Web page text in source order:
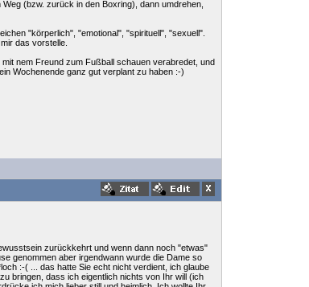
(bzw. zurück in den Boxring), dann umdrehen,
"körperlich", "emotional", "spirituell", "sexuell".
das vorstelle.
nem Freund zum Fußball schauen verabredet, und
Wochenende ganz gut verplant zu haben :-)
zurückkehrt und wenn dann noch "etwas"
genommen aber irgendwann wurde die Dame so
:-( ... das hatte Sie echt nicht verdient, ich glaube
bringen, dass ich eigentlich nichts von Ihr will (ich